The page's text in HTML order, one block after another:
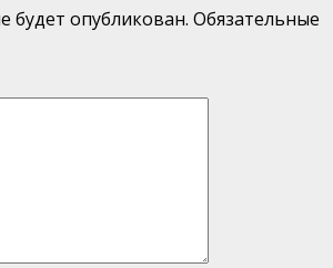
будет опубликован. Обязательные